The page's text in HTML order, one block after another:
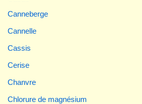
Canneberge
Cannelle
Cassis
Cerise
Chanvre
Chlorure de magnésium